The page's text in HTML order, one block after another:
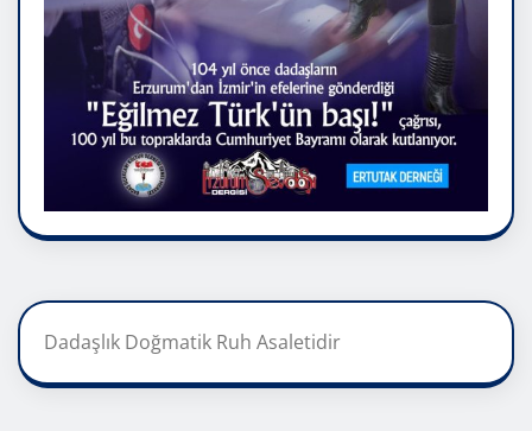
Dadaşlık Doğmatik Ruh Asaletidir